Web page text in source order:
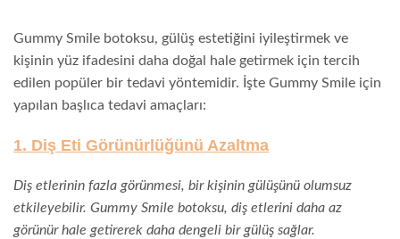
Gummy Smile botoksu, gülüş estetiğini iyileştirmek ve
kişinin yüz ifadesini daha doğal hale getirmek için tercih
edilen popüler bir tedavi yöntemidir. İşte Gummy Smile için
yapılan başlıca tedavi amaçları:
1. Diş Eti Görünürlüğünü Azaltma
Diş etlerinin fazla görünmesi, bir kişinin gülüşünü olumsuz
etkileyebilir. Gummy Smile botoksu, diş etlerini daha az
görünür hale getirerek daha dengeli bir gülüş sağlar.